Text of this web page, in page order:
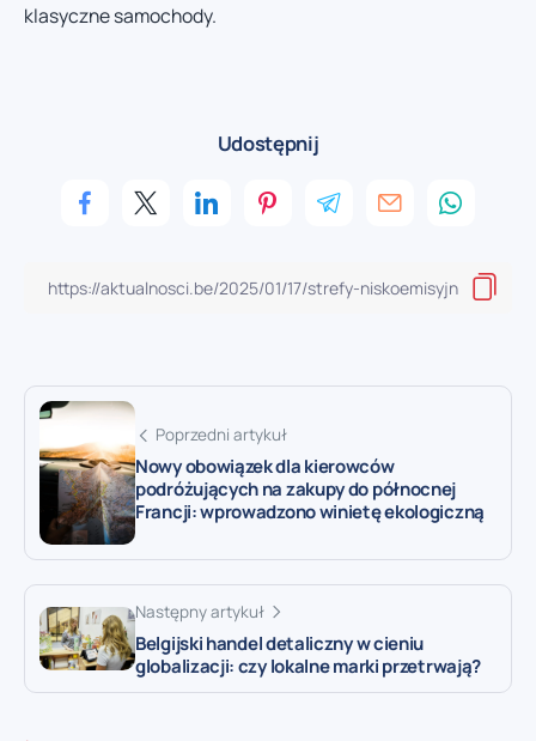
klasyczne samochody.
Udostępnij
Poprzedni artykuł
Nowy obowiązek dla kierowców
podróżujących na zakupy do północnej
Francji: wprowadzono winietę ekologiczną
Następny artykuł
Belgijski handel detaliczny w cieniu
globalizacji: czy lokalne marki przetrwają?